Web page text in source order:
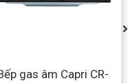
gas âm Capri CR-